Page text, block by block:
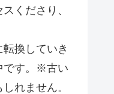
くださり、
換していき
です。※古い
れません。